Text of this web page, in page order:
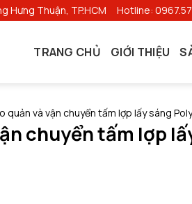
Hưng Thuận, TP.HCM Hotline:
TRANG CHỦ GIỚI THIỆU
quản và vận chuyển tấm lợp lấy sáng
chuyển tấm lợp